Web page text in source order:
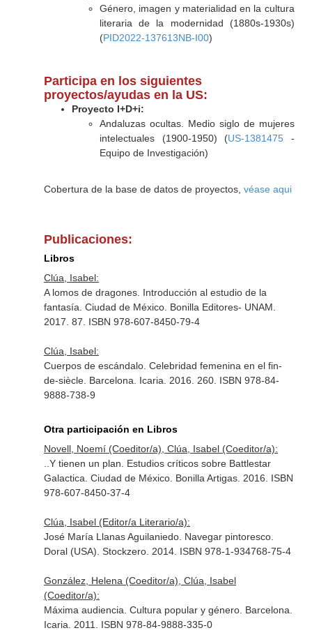
Género, imagen y materialidad en la cultura
literaria de la modernidad (1880s-1930s)
(PID2022-137613NB-I00)
Participa en los siguientes
proyectos/ayudas en la US:
Proyecto I+D+i:
Andaluzas ocultas. Medio siglo de mujeres
intelectuales (1900-1950) (US-1381475 -
Equipo de Investigación)
Cobertura de la base de datos de proyectos, véase aqui
Publicaciones:
Libros
Clúa, Isabel:
A lomos de dragones. Introducción al estudio de la
fantasía. Ciudad de México. Bonilla Editores- UNAM.
2017. 87. ISBN 978-607-8450-79-4
Clúa, Isabel:
Cuerpos de escándalo. Celebridad femenina en el fin-
de-siècle. Barcelona. Icaria. 2016. 260. ISBN 978-84-
9888-738-9
Otra participación en Libros
Novell, Noemí (Coeditor/a), Clúa, Isabel (Coeditor/a):
..Y tienen un plan. Estudios críticos sobre Battlestar
Galactica. Ciudad de México. Bonilla Artigas. 2016. ISBN
978-607-8450-37-4
Clúa, Isabel (Editor/a Literario/a):
José María Llanas Aguilaniedo. Navegar pintoresco.
Doral (USA). Stockzero. 2014. ISBN 978-1-934768-75-4
González, Helena (Coeditor/a), Clúa, Isabel
(Coeditor/a):
Máxima audiencia. Cultura popular y género. Barcelona.
Icaria. 2011. ISBN 978-84-9888-335-0